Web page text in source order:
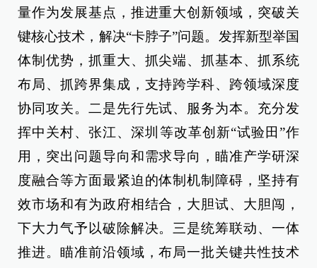
量作为发展基点，推进重大创新领域，突破关
键核心技术，解决“卡脖子”问题。发挥新型举国
体制优势，抓重大、抓尖端、抓基本、抓系统
布局、抓跨界集成，支持跨学科、跨领域深度
协同攻关。二是先行先试、服务为本。充分发
挥中关村、张江、深圳等改革创新“试验田”作
用，突出问题导向和需求导向，瞄准产学研深
度融合等方面最紧迫的体制机制障碍，坚持有
效市场和有为政府相结合，大胆试、大胆闯，
下大力气予以破除解决。三是统筹联动、一体
推进。瞄准前沿领域，布局一批关键共性技术